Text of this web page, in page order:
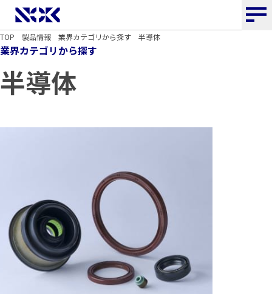
NOK株式会社
TOP 製品情報 業界カテゴリから探す 半導体
業界カテゴリから探す
半導体